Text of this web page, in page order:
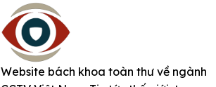
Website bách khoa toàn thư về ngành